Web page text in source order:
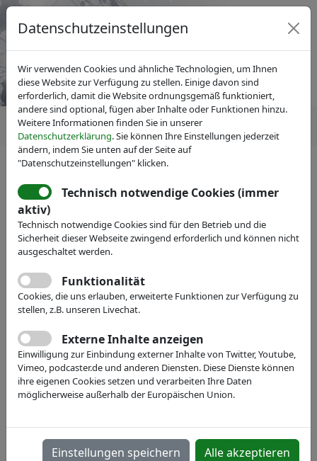
Veranstaltungen
XPONENTIAL Europe 2027
Previous
Datenschutzeinstellungen
Wir verwenden Cookies und ähnliche Technologien, um Ihnen
diese Website zur Verfügung zu stellen. Einige davon sind
erforderlich, damit die Website ordnungsgemäß funktioniert,
andere sind optional, fügen aber Inhalte oder Funktionen hinzu.
Weitere Informationen finden Sie in unserer
Datenschutzerklärung. Sie können Ihre Einstellungen jederzeit
ändern, indem Sie unten auf der Seite auf
"Datenschutzeinstellungen" klicken.
Technisch notwendige Cookies (immer
aktiv)
Technisch notwendige Cookies sind für den Betrieb und die
Sicherheit dieser Webseite zwingend erforderlich und können nicht
ausgeschaltet werden.
Funktionalität
Cookies, die uns erlauben, erweiterte Funktionen zur Verfügung zu
stellen, z.B. unseren Livechat.
Externe Inhalte anzeigen
Einwilligung zur Einbindung externer Inhalte von Twitter, Youtube,
Vimeo, podcaster.de und anderen Diensten. Diese Dienste können
ihre eigenen Cookies setzen und verarbeiten Ihre Daten
möglicherweise außerhalb der Europäischen Union.
Einstellungen speichern Alle akzeptieren